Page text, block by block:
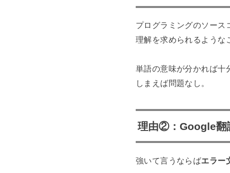
プログラミングのソース
理解を求められるような
単語の意味が分かれば十
しまえば問題なし。
理由②：Google翻
強いて言うならばエラー